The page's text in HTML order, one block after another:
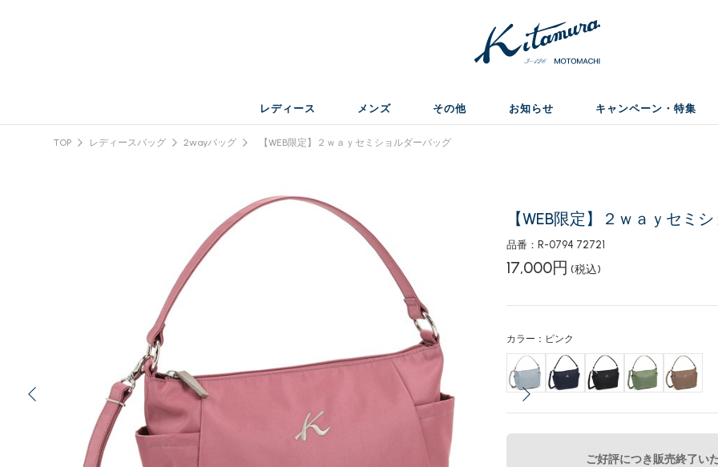
レディース メンズ その他 お知らせ キャンペーン・特集
TOP レディースバッグ 2wayバッグ 【WEB限定】２ｗａｙセミショルダーバッグ
【WEB限定】２ｗａｙセミ
品番：R-0794 72721
17,000円 (税込)
カラー：ピンク
ご好評につき販売終了い